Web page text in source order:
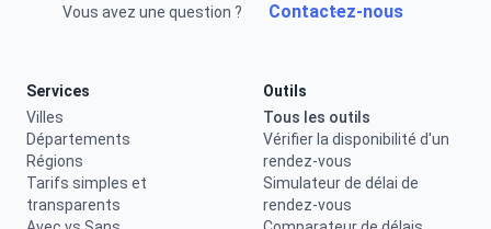
Vous avez une question ? Contactez-nous
Services
Villes
Départements
Régions
Tarifs simples et
transparents
Outils
Tous les outils
Vérifier la disponibilité d'un
rendez-vous
Simulateur de délai de
rendez-vous